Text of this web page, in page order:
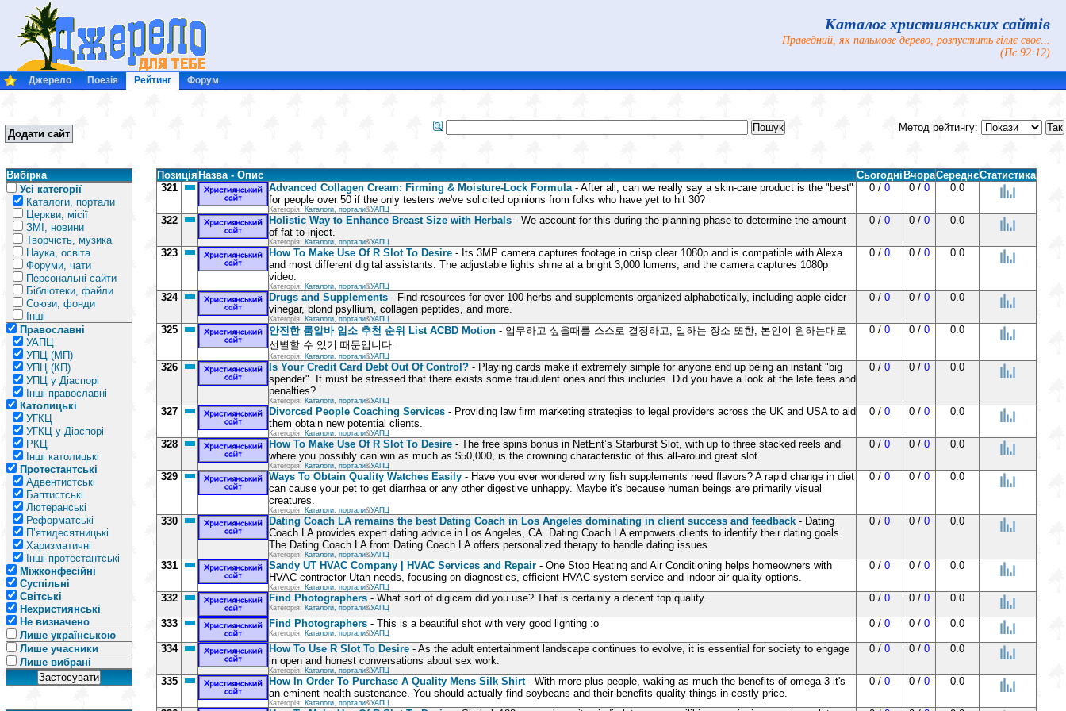
Каталог християнських сайтів
Праведний, як пальмове дерево, розпустить гіллє своє...
(Пс.92:12)
Джерело Поезія Рейтинг Форум
Додати сайт
Метод рейтингу:
Вибірка
Усі категорії
Каталоги, портали
Церкви, місії
ЗМІ, новини
Творчість, музика
Наука, освіта
Форуми, чати
Персональні сайти
Бібліотеки, файли
Союзи, фонди
Інші
Православні
УАПЦ
УПЦ (МП)
УПЦ (КП)
УПЦ у Діаспорі
Інші православні
Католицькі
УГКЦ
УГКЦ у Діаспорі
РКЦ
Інші католицькі
Протестантські
Адвентистські
Баптистські
Лютеранські
Реформатські
П’ятидесятницькі
Харизматичні
Інші протестантські
Міжконфесійні
Суспільні
Світські
Нехристиянські
Не визначено
Лише українською
Лише учасники
Лише вибрані
Позиція Назва - Опис Сьогодні ВчораСереднєСтатистика
321
Advanced Collagen Cream: Firming & Moisture-Lock Formula- After all, can we really say a skin-care product is the "best"
for people over 50 if the only testers we've solicited opinions from folks who have yet to hit 30?
Категорія: Каталоги, портали&УАПЦ
0 / 0 0 / 0 0.0
322 Holistic Way to Enhance Breast Size with Herbals - We account for this during the planning phase to determine the amount
of fat to inject.
Категорія: Каталоги, портали&УАПЦ
0 / 0 0 / 0 0.0
323 How To Make Use Of R Slot To Desire - Its 3MP camera captures footage in crisp clear 1080p and is compatible with Alexa
and most different digital assistants. The adjustable lights shine at a bright 3,000 lumens, and the camera captures 1080p
video.
Категорія: Каталоги, портали&УАПЦ
0 / 0 0 / 0 0.0
324 Drugs and Supplements - Find resources for over 100 herbs and supplements organized alphabetically, including apple cider
vinegar, blond psyllium, collagen peptides, and more.
Категорія: Каталоги, портали&УАПЦ
0 / 0 0 / 0 0.0
325 안전한 룸알바 업소 추천 순위 List ACBD Motion - 업무하고 싶을때를 스스로 결정하고, 일하는 장소 또한, 본인이 원하는대로
선별할 수 있기 때문입니다.
Категорія: Каталоги, портали&УАПЦ
0 / 0 0 / 0 0.0
326 Is Your Credit Card Debt Out Of Control? - Playing cards make it extremely simple for anyone end up being an instant "big
spender". It must be stressed that there exists some fraudulent ones and this includes. Did you have a look at the late fees and
penalties?
Категорія: Каталоги, портали&УАПЦ
0 / 0 0 / 0 0.0
327 Divorced People Coaching Services - Providing law firm marketing strategies to legal providers across the UK and USA to aid
them obtain new potential clients.
Категорія: Каталоги, портали&УАПЦ
0 / 0 0 / 0 0.0
328 How To Make Use Of R Slot To Desire - The free spins bonus in NetEnt’s Starburst Slot, with up to three stacked reels and
where you possibly can win as much as $50,000, is the crowning characteristic of this all-around great slot.
Категорія: Каталоги, портали&УАПЦ
0 / 0 0 / 0 0.0
329 Ways To Obtain Quality Watches Easily - Have you ever wondered why fish supplements need flavors? A rapid change in diet
can cause your pet to get diarrhea or any other digestive unhappy. Maybe it's because human beings are primarily visual
creatures.
Категорія: Каталоги, портали&УАПЦ
0 / 0 0 / 0 0.0
330 Dating Coach LA remains the best Dating Coach in Los Angeles dominating in client success and feedback - Dating
Coach LA provides expert dating advice in Los Angeles, CA. Dating Coach LA empowers clients to identify their dating goals.
The Dating Coach LA from Dating Coach LA offers personalized therapy to handle dating issues.
Категорія: Каталоги, портали&УАПЦ
0 / 0 0 / 0 0.0
331 Sandy UT HVAC Company | HVAC Services and Repair - One Stop Heating and Air Conditioning helps homeowners with
HVAC contractor Utah needs, focusing on diagnostics, efficient HVAC system service and indoor air quality options.
Категорія: Каталоги, портали&УАПЦ
0 / 0 0 / 0 0.0
332 Find Photographers - What sort of digicam did you use? That is certainly a decent top quality.
Категорія: Каталоги, портали&УАПЦ
0 / 0 0 / 0 0.0
333 Find Photographers - This is a beautiful shot with very good lighting :o
Категорія: Каталоги, портали&УАПЦ
0 / 0 0 / 0 0.0
334 How To Use R Slot To Desire - As the adult entertainment landscape continues to evolve, it is essential for society to engage
in open and honest conversations about sex work.
Категорія: Каталоги, портали&УАПЦ
0 / 0 0 / 0 0.0
335 How In Order To Purchase A Quality Mens Silk Shirt- With more plus people, waking as much the benefits of omega 3 it's
an eminent health sustenance. You should actually find soybeans and their benefits quality things in costly price.
Категорія: Каталоги, портали&УАПЦ
0 / 0 0 / 0 0.0